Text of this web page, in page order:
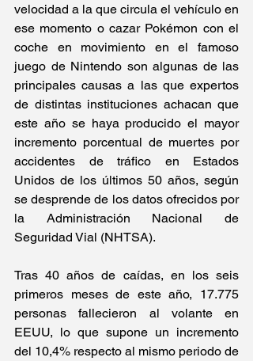
velocidad a la que circula el vehículo en
ese momento o cazar Pokémon con el
coche en movimiento en el famoso
juego de Nintendo son algunas de las
principales causas a las que expertos
de distintas instituciones achacan que
este año se haya producido el mayor
incremento porcentual de muertes por
accidentes de tráfico en Estados
Unidos de los últimos 50 años, según
se desprende de los datos ofrecidos por
la Administración Nacional de
Seguridad Vial (NHTSA).
Tras 40 años de caídas, en los seis
primeros meses de este año, 17.775
personas fallecieron al volante en
EEUU, lo que supone un incremento
del 10,4% respecto al mismo periodo de